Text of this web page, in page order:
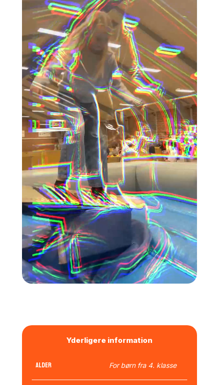
Yderligere information
Alder For børn fra 4. klasse